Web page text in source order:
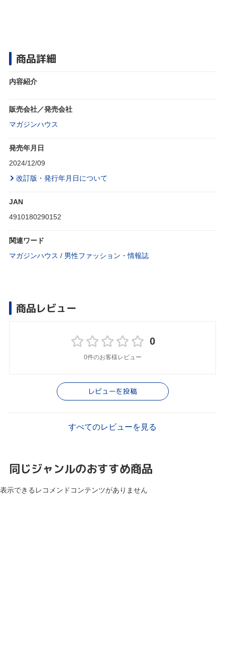
商品詳細
内容紹介
販売会社／発売会社
マガジンハウス
発売年月日
2024/12/09
改訂版・発行年月日について
JAN
4910180290152
関連ワード
マガジンハウス / 男性ファッション・情報誌
商品レビュー
0
0件のお客様レビュー
レビューを投稿
すべてのレビューを見る
同じジャンルのおすすめ商品
表示できるレコメンドコンテンツがありません